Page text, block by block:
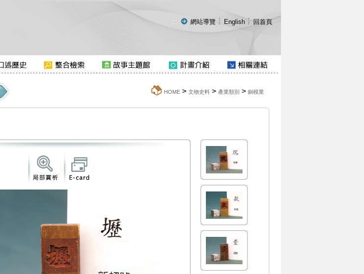
::: 網站導覽 English 回首頁
HOME> 文物史料> 產業類別 > 銅模業